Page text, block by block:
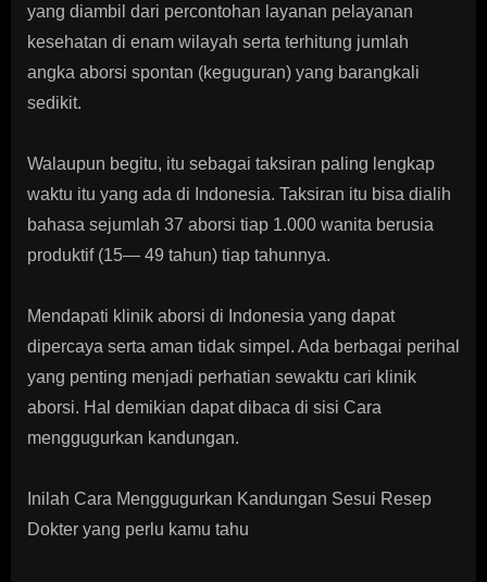
yang diambil dari percontohan layanan pelayanan
kesehatan di enam wilayah serta terhitung jumlah
angka aborsi spontan (keguguran) yang barangkali
sedikit.
Walaupun begitu, itu sebagai taksiran paling lengkap
waktu itu yang ada di Indonesia. Taksiran itu bisa dialih
bahasa sejumlah 37 aborsi tiap 1.000 wanita berusia
produktif (15— 49 tahun) tiap tahunnya.
Mendapati klinik aborsi di Indonesia yang dapat
dipercaya serta aman tidak simpel. Ada berbagai perihal
yang penting menjadi perhatian sewaktu cari klinik
aborsi. Hal demikian dapat dibaca di sisi Cara
menggugurkan kandungan.
Inilah Cara Menggugurkan Kandungan Sesui Resep
Dokter yang perlu kamu tahu